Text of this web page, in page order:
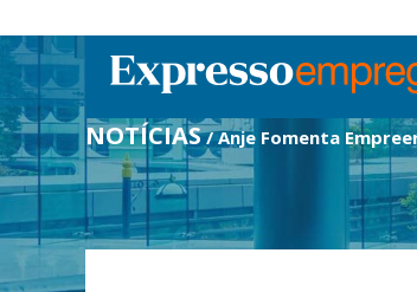
NOTÍCIAS / Anje Fomenta